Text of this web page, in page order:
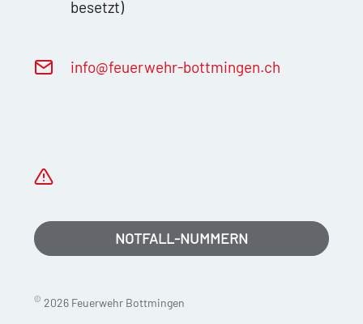
besetzt)
nf f rw hr-b ttm ng n ch
NOTFALL-NUMMERN
© 2026 Feuerwehr Bottmingen